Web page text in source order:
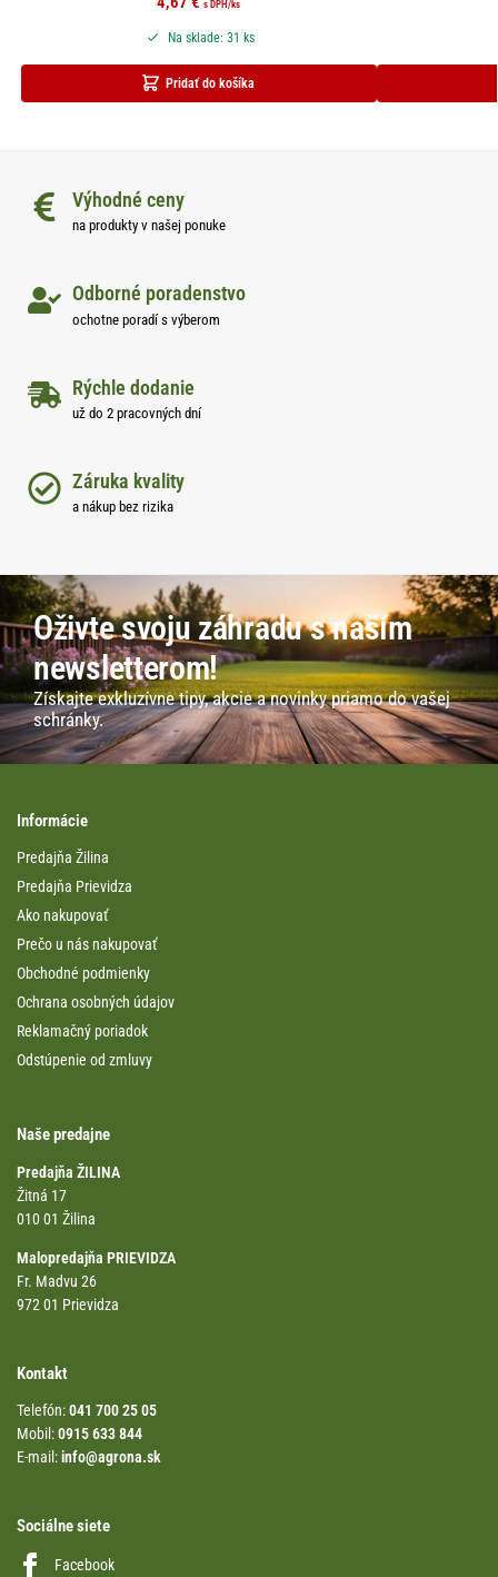
s DPH/ks
Pridať do košíka
Na sklade: 31 ks
Výhodné ceny
na produkty v našej ponuke
Odborné poradenstvo
ochotne poradí s výberom
Rýchle dodanie
už do 2 pracovných dní
Záruka kvality
a nákup bez rizika
Oživte svoju záhradu s naším
newsletterom!
Získajte exkluzívne tipy, akcie a novinky priamo do vašej
schránky.
Informácie
Predajňa Žilina
Predajňa Prievidza
Ako nakupovať
Prečo u nás nakupovať
Obchodné podmienky
Ochrana osobných údajov
Reklamačný poriadok
Odstúpenie od zmluvy
Naše predajne
Predajňa ŽILINA
Žitná 17
010 01 Žilina
Malopredajňa PRIEVIDZA
Fr. Madvu 26
972 01 Prievidza
Kontakt
Telefón:041 700 25 05
Mobil:0915 633 844
E-mail:info@agrona.sk
Sociálne siete
Facebook